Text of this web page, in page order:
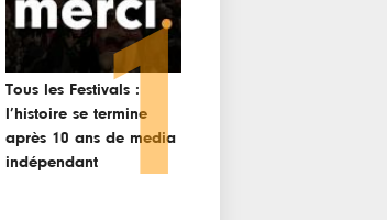
Tous les Festivals :
l’histoire se termine
après 10 ans de media
indépendant1